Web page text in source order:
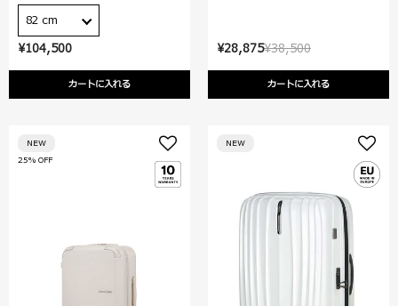
¥104,500
カートに入れる
82 cm
¥38,500
¥28,875
カートに入れる
25% OFF
NEW NEW